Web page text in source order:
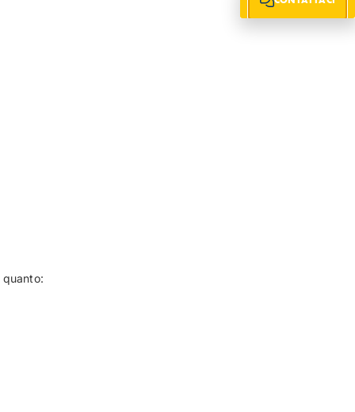
quanto: